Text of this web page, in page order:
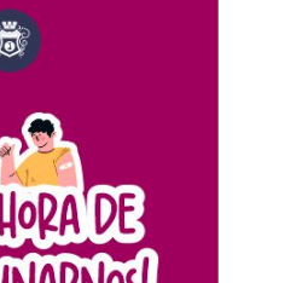
fortalecer el monitoreo y la
prevención ante eventos
climáticos
La Escuela Normal tendrá
calefacción para el reinicio
de las clases tras una obra
de emergencia financiada
por la Municipalidad
EDUCACIÓN 30/07/2026